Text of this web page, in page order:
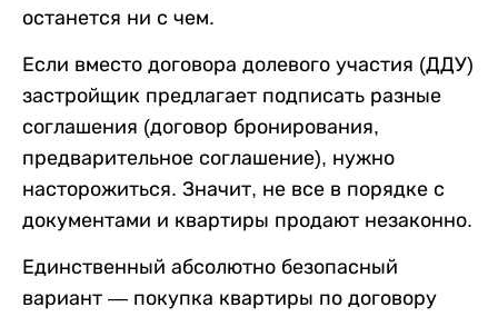
останется ни с чем.
Если вместо договора долевого участия (ДДУ)
застройщик предлагает подписать разные
соглашения (договор бронирования,
предварительное соглашение), нужно
насторожиться. Значит, не все в порядке с
документами и квартиры продают незаконно.
Единственный абсолютно безопасный
вариант — покупка квартиры по договору